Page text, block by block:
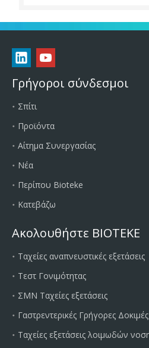
Γρήγοροι σύνδεσμοι
Σπίτι
Προϊόντα
Αίτημα Συνεργασίας
Νέα
Περίπου Bioteke
Κατεβάζω
Ακολουθήστε BIOTEKE
Ταχείες αναπνευστικές εξετάσεις
Τεστ Γονιμότητας
ΣΜΝ Ταχείες εξετάσεις
Γαστρεντερικές Γρήγορες Δοκιμές
Ταχείες εξετάσεις λοιμωδών